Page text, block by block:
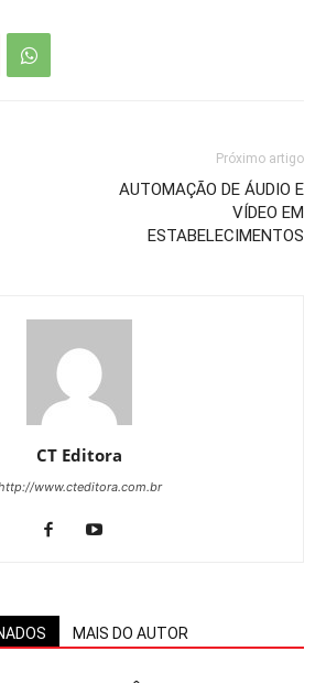
Próximo artigo
AUTOMAÇÃO DE ÁUDIO E
VÍDEO EM
ESTABELECIMENTOS
CT Editora
www.cteditora.com.br
MAIS DO AUTOR